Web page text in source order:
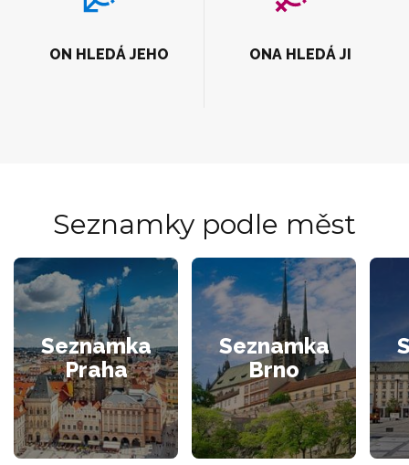
ON HLEDÁ JEHO ONA HLEDÁ JI
Seznamky podle měst
Seznamka
Praha
Seznamka
Brno